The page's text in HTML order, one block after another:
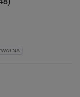
ze sznurkiem
oryginalny
na wakacyjnych